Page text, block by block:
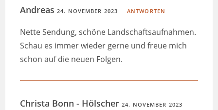
Andreas24. NOVEMBER 2023 ANTWORTEN
Nette Sendung, schöne Landschaftsaufnahmen.
Schau es immer wieder gerne und freue mich
schon auf die neuen Folgen.
Christa Bonn - Hölscher24. NOVEMBER 2023